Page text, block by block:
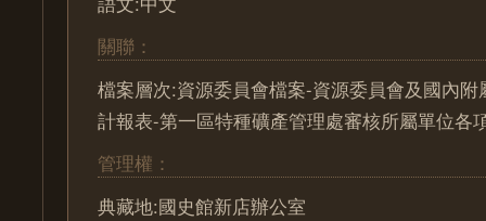
關聯：
檔案層次:資源委員會檔案-資源委員會及國內
計報表-第一區特種礦產管理處審核所屬單位各
管理權：
典藏地:國史館新店辦公室